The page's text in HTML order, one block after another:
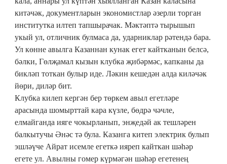
китәчәк, документларын экономистлар әзерли торган
институтка илтеп тапшырачак. Мәктәптә тырышып
укый ул, отличник булмаса да, ударниклар рәтендә бара.
Ул көнне авылга Казаннан кунак егет кайтканын белсә,
бәлки, Гөлҗамал кызын клубка җибәрмәс, капканы да
бикләп тоткан булыр иде. Ләкин кешедән алда киләчәк
йөри, диләр бит.
Клубка килеп кергән бер төркем авыл егетләре
арасында шомырттай кара күзле, бөдрә чәчле,
елмайганда ияге чокырланып, энҗедәй ак тешләрен
балкытучы Әнәс тә була. Казанга китеп электрик булып
эшләүче Айрат исемле егеткә ияреп кайткан шәһәр
егете ул. Авылны гомер күрмәгән шәһәр егетенең